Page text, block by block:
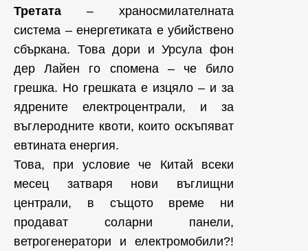
Третата – храносмилателната
система – енергетиката е убийствено
сбъркана. Това дори и Урсула фон
дер Лайен го спомена – че било
грешка. Но грешката е изцяло – и за
ядрените електроцентрали, и за
въглеродните квоти, които оскъпяват
евтината енергия.
Това, при условие че Китай всеки
месец затваря нови въглищни
централи, в същото време ни
продават соларни панели,
ветрогенератори и електромобили?!